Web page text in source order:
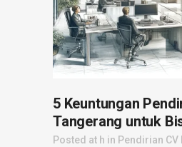
5 Keuntungan
Tangerang untuk
Posted at h in Pendirian CV